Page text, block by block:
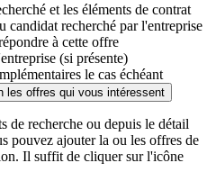
et les éléments de contrat
candidat recherché par l'entreprise
à cette offre
(si présente)
le cas échéant
les offres qui vous intéressent
de recherche ou depuis le détail
pouvez ajouter la ou les offres de
Il suffit de cliquer sur l'icône